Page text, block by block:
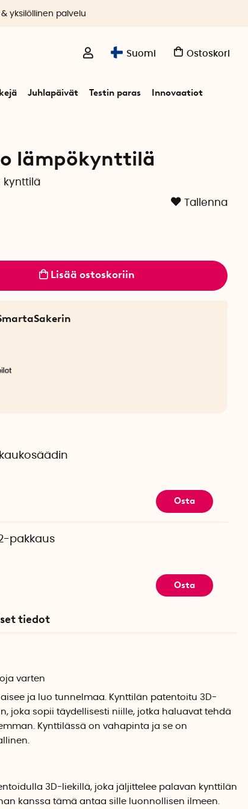
Suomi Ostoskori
Juhlapäivät Testin paras Innovaatiot
yksilöllinen palvelu
lämpökynttilä
kynttilä
Tallenna
Lisää ostoskoriin
Osta
pakkaus
Osta
tiedot
varten
ja luo tunnelmaa. Kynttilän patentoitu 3D-
joka sopii täydellisesti niille, jotka haluavat tehdä
Kynttilässä on vahapinta ja se on
3D-liekillä, joka jäljittelee palavan kynttilän
kanssa tämä antaa sille luonnollisen ilmeen.